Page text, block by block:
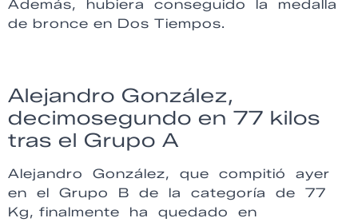
Además, hubiera conseguido la medalla
de bronce en Dos Tiempos.
Alejandro González,
decimosegundo en 77 kilos
tras el Grupo A
Alejandro González, que compitió ayer
en el Grupo B de la categoría de 77
Kg, finalmente ha quedado en